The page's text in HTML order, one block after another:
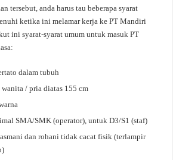
tersebut, anda harus tau beberapa syarat
ketika ini melamar kerja ke PT Mandiri
ini syarat-syarat umum untuk masuk PT
dalam tubuh
/ pria diatas 155 cm
SMA/SMK (operator), untuk D3/S1 (staf)
dan rohani tidak cacat fisik (terlampir